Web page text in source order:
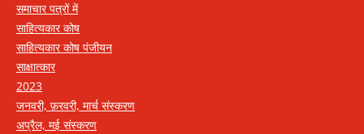
समाचार पत्रों में
साहित्यकार कोष
साहित्यकार कोष पंजीयन
साक्षात्कार
2023
जनवरी, फ़रवरी, मार्च संस्करण
अप्रैल, मई संस्करण